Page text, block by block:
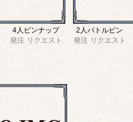
4人ピンナップ
発注 リクエスト
2人バトルピン
発注 リクエスト